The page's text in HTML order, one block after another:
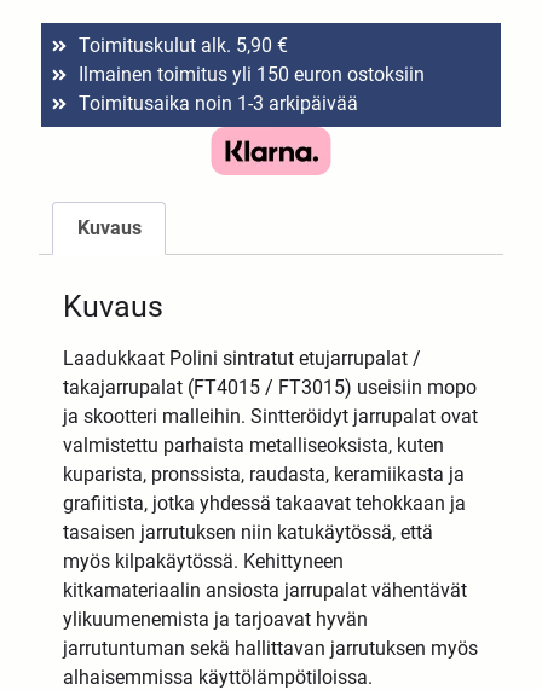
Toimituskulut alk. 5,90 €
Ilmainen toimitus yli 150 euron ostoksiin
Toimitusaika noin 1-3 arkipäivää
Kuvaus
Kuvaus
Laadukkaat Polini sintratut etujarrupalat /
takajarrupalat (FT4015 / FT3015) useisiin mopo
ja skootteri malleihin. Sintteröidyt jarrupalat ovat
valmistettu parhaista metalliseoksista, kuten
kuparista, pronssista, raudasta, keramiikasta ja
grafiitista, jotka yhdessä takaavat tehokkaan ja
tasaisen jarrutuksen niin katukäytössä, että
myös kilpakäytössä. Kehittyneen
kitkamateriaalin ansiosta jarrupalat vähentävät
ylikuumenemista ja tarjoavat hyvän
jarrutuntuman sekä hallittavan jarrutuksen myös
alhaisemmissa käyttölämpötiloissa.